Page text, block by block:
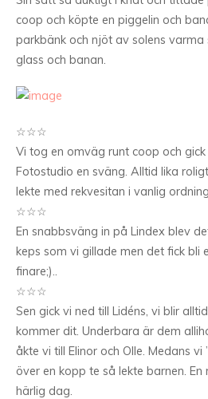
coop och köpte en piggelin och
parkbänk och njöt av solens varma
glass och banan.
☆☆☆
Vi tog en omväg runt coop och gick
Fotostudio en sväng. Alltid lika
lekte med rekvesitan i vanlig
☆☆☆
En snabbsväng in på Lindex blev
keps som vi gillade men det fick bli
finare;)..
☆☆☆
Sen gick vi ned till Lidéns, vi blir
kommer dit. Underbara är dem
åkte vi till Elinor och Olle. Medans
över en kopp te så lekte barnen.
härlig dag.